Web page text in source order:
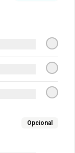
Opcional